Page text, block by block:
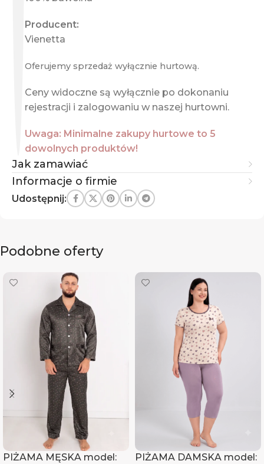
Producent:
Vienetta
Oferujemy sprzedaż wyłącznie hurtową.
Ceny widoczne są wyłącznie po dokonaniu
rejestracji i zalogowaniu w naszej hurtowni.
Uwaga: Minimalne zakupy hurtowe to 5
dowolnych produktów!
Jak zamawiać
Informacje o firmie
Udostępnij:
Podobne oferty
PIŻAMA MĘSKA model:
PIŻAMA DAMSKA model: